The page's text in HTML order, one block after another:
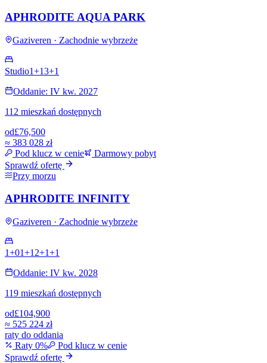
APHRODITE AQUA PARK
Gaziveren · Zachodnie wybrzeże
Studio1+13+1
Oddanie: IV kw. 2027
112 mieszkań dostępnych
od£76,500
≈ 383 028 zł
Pod klucz w cenie
Darmowy pobyt
Sprawdź ofertę
Przy morzu
APHRODITE INFINITY
Gaziveren · Zachodnie wybrzeże
1+01+1 2+1+1
Oddanie: IV kw. 2028
119 mieszkań dostępnych
od£104,900
≈ 525 224 zł
raty do oddania
Raty 0%
Pod klucz w cenie
Sprawdź ofertę